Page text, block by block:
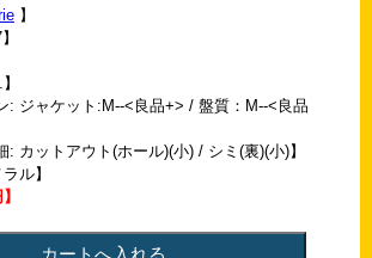
】
: ジャケット:M--<良品+> / 盤質：M--<良品
: カットアウト(ホール)(小) / シミ(裏)(小)】
ル】